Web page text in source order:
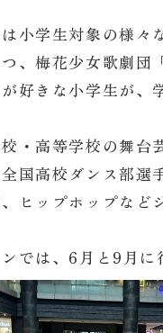
小学生対象の様々
、梅花少女歌劇
好きな小学生が、
・高等学校の舞台
国高校ダンス部選
ヒップホップなど
では、6月と9月